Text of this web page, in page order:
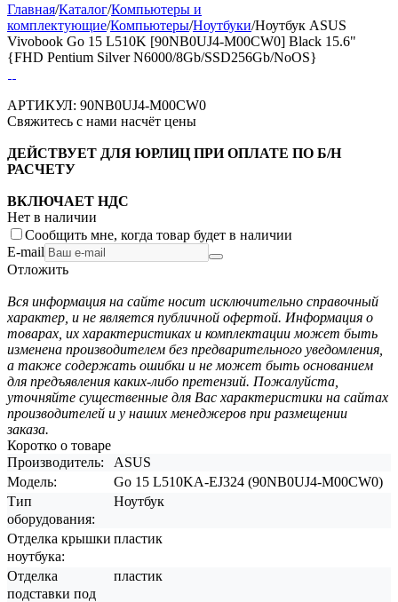
Главная/Каталог/Компьютеры и
комплектующие/Компьютеры/Ноутбуки/Ноутбук ASUS
Vivobook Go 15 L510K [90NB0UJ4-M00CW0] Black 15.6"
{FHD Pentium Silver N6000/8Gb/SSD256Gb/NoOS}
АРТИКУЛ: 90NB0UJ4-M00CW0
Свяжитесь с нами насчёт цены
ДЕЙСТВУЕТ ДЛЯ ЮРЛИЦ ПРИ ОПЛАТЕ ПО Б/Н
РАСЧЕТУ
ВКЛЮЧАЕТ НДС
Нет в наличии
Сообщить мне, когда товар будет в наличии
E-mail
Отложить
Вся информация на сайте носит исключительно справочный
характер, и не является публичной офертой. Информация о
товарах, их характеристиках и комплектации может быть
изменена производителем без предварительного уведомления,
а также содержать ошибки и не может быть основанием
для предъявления каких-либо претензий. Пожалуйста,
уточняйте существенные для Вас характеристики на сайтах
производителей и у наших менеджеров при размещении
заказа.
Коротко о товаре
Производитель:
ASUS
Модель:
Go 15 L510KA-EJ324 (90NB0UJ4-M00CW0)
Тип
оборудования:
Ноутбук
Отделка крышки
ноутбука:
пластик
Отделка
подставки под
пластик